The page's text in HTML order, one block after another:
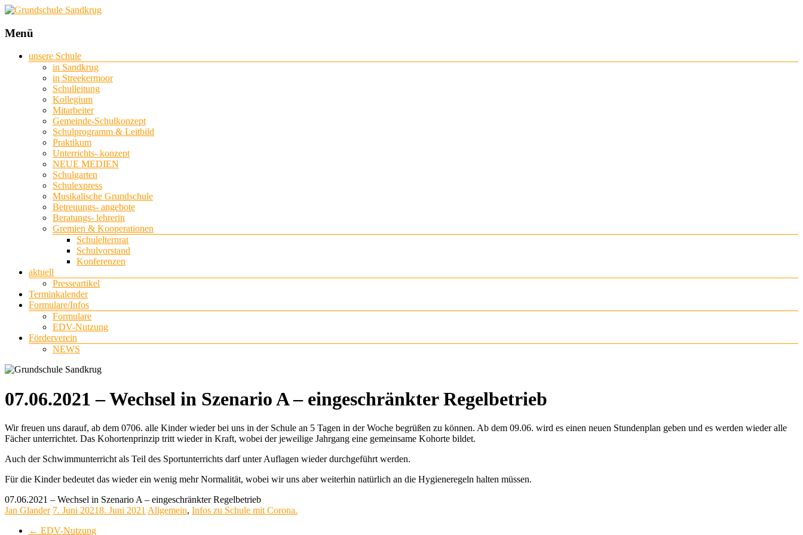
Grundschule
Streekermoor
Menü
unsere Schule
in Sandkrug
in Streekermoor
Schulleitung
Kollegium
Mitarbeiter
Gemeinde-Schulkonzept
Schulprogramm & Leitbild
Praktikum
Unterrichts- konzept
NEUE MEDIEN
Schulgarten
Schulexpress
Musikalische Grundschule
Betreuungs- angebote
Beratungs- lehrerin
Gremien & Kooperationen
Schulelternrat
Schulvorstand
Konferenzen
aktuell
Presseartikel
Terminkalender
Formulare/Infos
Formulare
EDV-Nutzung
Förderverein
NEWS
07.06.2021 – Wechsel in Szenario A – eingeschränkter Regelbetrieb
Wir freuen uns darauf, ab dem 0706. alle Kinder wieder bei uns in der Schule an 5 Tagen in der Woche begrüßen zu können. Ab dem 09.06. wird es einen neuen Stundenplan geben und es werden wieder alle
Fächer unterrichtet. Das Kohortenprinzip tritt wieder in Kraft, wobei der jeweilige Jahrgang eine gemeinsame Kohorte bildet.
Auch der Schwimmunterricht als Teil des Sportunterrichts darf unter Auflagen wieder durchgeführt werden.
Für die Kinder bedeutet das wieder ein wenig mehr Normalität, wobei wir uns aber weiterhin natürlich an die Hygieneregeln halten müssen.
07.06.2021 – Wechsel in Szenario A – eingeschränkter Regelbetrieb
Jan Glander 7. Juni 20218. Juni 2021 Allgemein, Infos zu Schule mit Corona.
← EDV-Nutzung